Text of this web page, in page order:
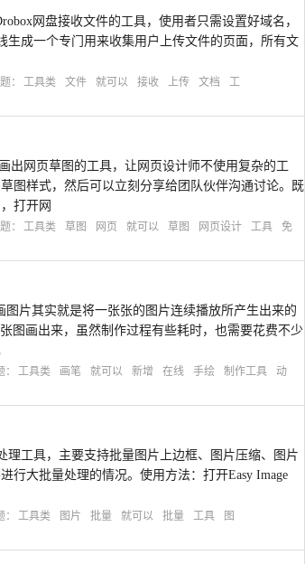
网盘接收文件的工具，使用者只需设置好域名，
生成一个专门用来收集用户上传文件的页面，所有文
： 工具类 文件 就可以 接收 上传 文档
工
出网页草图的工具，让网页设计师不使用复杂的工
图样式，然后可以立刻分享给团队伙伴沟通讨论。既
打开网
： 工具类 草图 网页 就可以 草图 网页设计 工具
免
片其实就是将一张张的图片连续播放所产生出来的
图画出来，虽然制作过程有些耗时，也需要花费不少
： 工具类 画笔 就可以 新增 在线 手绘 制作工具
动
理工具，主要支持批量图片上边框、图片压缩、图片
行大批量处理的情况。使用方法：打开Easy Image
： 工具类 图片 批量 就可以 批量 工具
图